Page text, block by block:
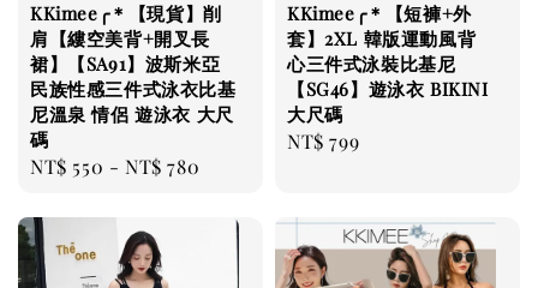
KKimee╭＊【現貨】削
肩【縷空美背+開叉長
裙】【SA91】波斯米亞
民族性感三件式泳衣比基
尼溫泉 情侶 遊泳衣 大尺
碼
Regular
NT$ 550 -NT$ 780
KKimee╭＊【短褲+外
套】2XL 韓版運動風背
心三件式泳裝比基尼
【SG46】遊泳衣 BIKINI
大尺碼
Regular
NT$ 799